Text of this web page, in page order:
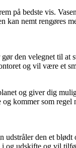
på bedste vis.
kan nemt rengøres
den velegnet til at
og vil være et
og giver dig
kommer som
den et blødt
i og udskifte og vil